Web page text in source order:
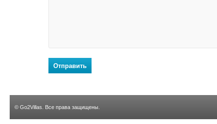
Отправить
© Go2Villas . Все права защищены.